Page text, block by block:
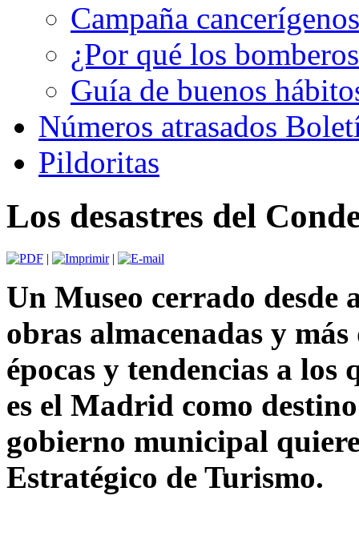
Campaña
¿Por qué los
Guía de buenos
Números atrasados
Pildoritas
Los desastres del
| |
Un Museo cerrado desde
obras almacenadas y
épocas y tendencias a
es el Madrid como
gobierno municipal
Estratégico de Turismo.